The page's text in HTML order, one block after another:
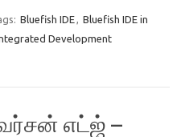
Bluefish IDE, Bluefish IDE in
Development
எட்ஜ் –